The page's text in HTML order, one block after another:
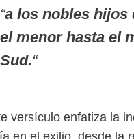
“a los nobles hijos
el menor hasta el
Sud.“
versículo enfatiza la